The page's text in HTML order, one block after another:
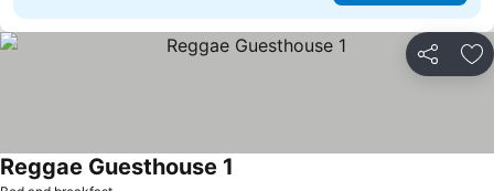
Compartir
Reggae Guesthouse 1